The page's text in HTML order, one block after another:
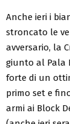
Anche ieri i
stroncato le
avversario, la
giunto al Pala
forte di un
primo set e
armi ai Block